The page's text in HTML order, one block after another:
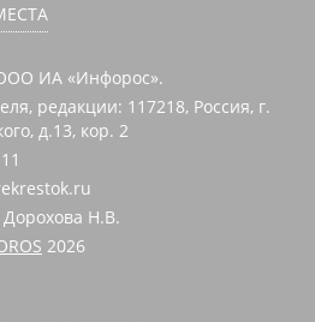
ИА «Инфорос».
редакции: 117218, Россия, г.
д.13, кор. 2
Н.В.
2026